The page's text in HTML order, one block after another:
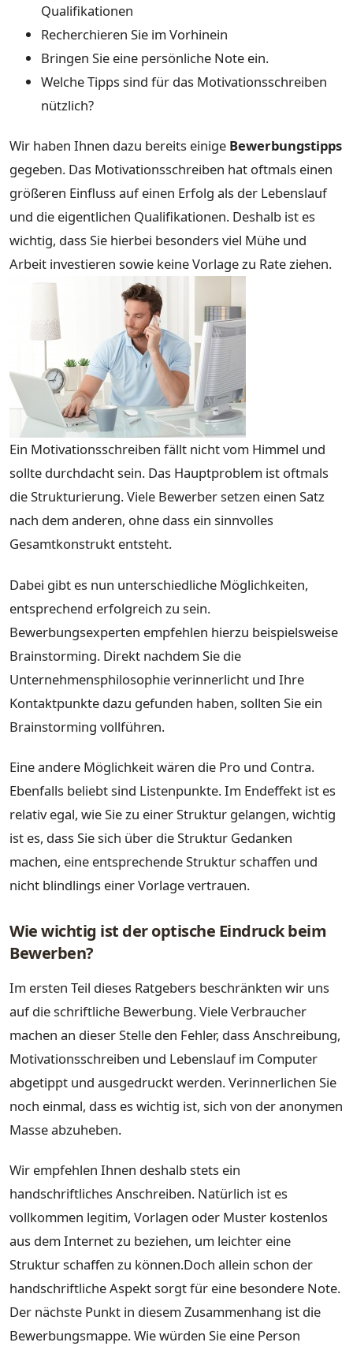
Qualifikationen
Recherchieren Sie im Vorhinein
Bringen Sie eine persönliche Note ein.
Welche Tipps sind für das Motivationsschreiben
nützlich?
Wir haben Ihnen dazu bereits einige Bewerbungstipps
gegeben. Das Motivationsschreiben hat oftmals einen
größeren Einfluss auf einen Erfolg als der Lebenslauf
und die eigentlichen Qualifikationen. Deshalb ist es
wichtig, dass Sie hierbei besonders viel Mühe und
Arbeit investieren sowie keine Vorlage zu Rate ziehen.
Ein Motivationsschreiben fällt nicht vom Himmel und
sollte durchdacht sein. Das Hauptproblem ist oftmals
die Strukturierung. Viele Bewerber setzen einen Satz
nach dem anderen, ohne dass ein sinnvolles
Gesamtkonstrukt entsteht.
Dabei gibt es nun unterschiedliche Möglichkeiten,
entsprechend erfolgreich zu sein.
Bewerbungsexperten empfehlen hierzu beispielsweise
Brainstorming. Direkt nachdem Sie die
Unternehmensphilosophie verinnerlicht und Ihre
Kontaktpunkte dazu gefunden haben, sollten Sie ein
Brainstorming vollführen.
Eine andere Möglichkeit wären die Pro und Contra.
Ebenfalls beliebt sind Listenpunkte. Im Endeffekt ist es
relativ egal, wie Sie zu einer Struktur gelangen, wichtig
ist es, dass Sie sich über die Struktur Gedanken
machen, eine entsprechende Struktur schaffen und
nicht blindlings einer Vorlage vertrauen.
Wie wichtig ist der optische Eindruck beim
Bewerben?
Im ersten Teil dieses Ratgebers beschränkten wir uns
auf die schriftliche Bewerbung. Viele Verbraucher
machen an dieser Stelle den Fehler, dass Anschreibung,
Motivationsschreiben und Lebenslauf im Computer
abgetippt und ausgedruckt werden. Verinnerlichen Sie
noch einmal, dass es wichtig ist, sich von der anonymen
Masse abzuheben.
Wir empfehlen Ihnen deshalb stets ein
handschriftliches Anschreiben. Natürlich ist es
vollkommen legitim, Vorlagen oder Muster kostenlos
aus dem Internet zu beziehen, um leichter eine
Struktur schaffen zu können.Doch allein schon der
handschriftliche Aspekt sorgt für eine besondere Note.
Der nächste Punkt in diesem Zusammenhang ist die
Bewerbungsmappe. Wie würden Sie eine Person